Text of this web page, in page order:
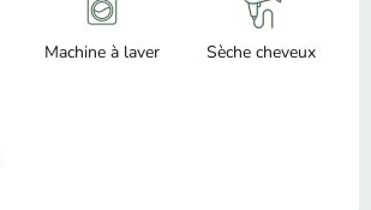
Machine à laver Sèche cheveux